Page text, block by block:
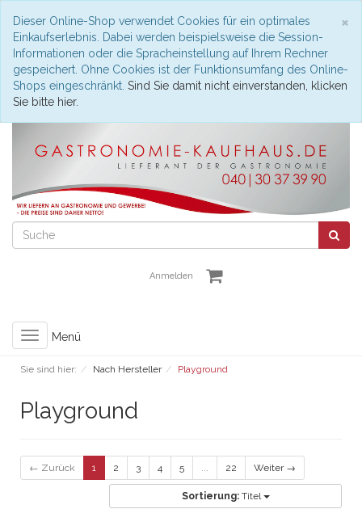
×
Dieser Online-Shop verwendet Cookies für ein optimales
Einkaufserlebnis. Dabei werden beispielsweise die Session-
Informationen oder die Spracheinstellung auf Ihrem Rechner
gespeichert. Ohne Cookies ist der Funktionsumfang des Online-
Shops eingeschränkt. Sind Sie damit nicht einverstanden, klicken
Sie bitte hier.
Anmelden
Toggle
navigation
Menü
Sie sind hier: Nach Hersteller Playground
Playground
← Zurück 1 2 3 4 5 ... 22 Weiter →
Sortierung: Titel